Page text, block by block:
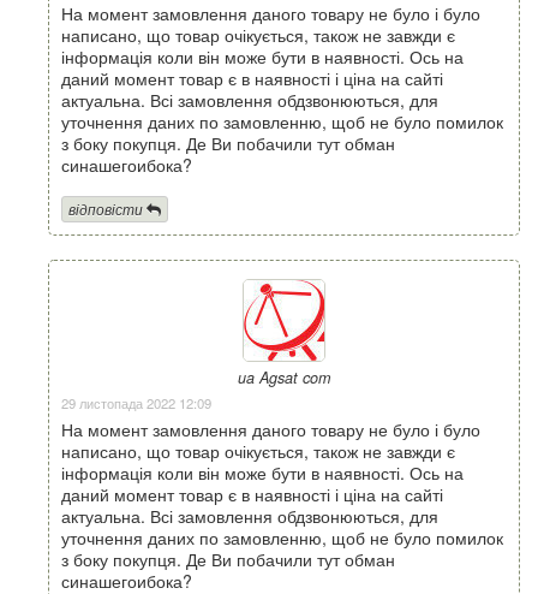
На момент замовлення даного товару не було і було
написано, що товар очікується, також не завжди є
інформація коли він може бути в наявності. Ось на
даний момент товар є в наявності і ціна на сайті
актуальна. Всі замовлення обдзвонюються, для
уточнення даних по замовленню, щоб не було помилок
з боку покупця. Де Ви побачили тут обман
синашегоибока?
відповісти
ua Agsat com
29 листопада 2022 12:09
На момент замовлення даного товару не було і було
написано, що товар очікується, також не завжди є
інформація коли він може бути в наявності. Ось на
даний момент товар є в наявності і ціна на сайті
актуальна. Всі замовлення обдзвонюються, для
уточнення даних по замовленню, щоб не було помилок
з боку покупця. Де Ви побачили тут обман
синашегоибока?